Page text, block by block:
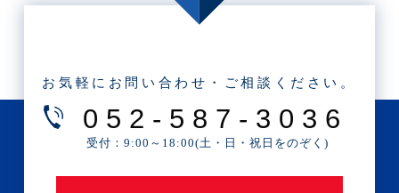
・2025年6月(3記事)
・2025年4月(1記事)
・2025年2月(3記事)
・2025年1月(1記事)
お気軽にお問い合わせ・ご相談ください。
052-587-3036
受付：9:00～18:00(土・日・祝日をのぞく)